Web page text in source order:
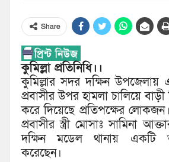
Share
কুমিল্লা প্রতিনিধি।।
কুমিল্লার সদর দক্ষিন
প্রবাসীর উপর হামলা চালিয়ে বাড়ী
করে দিয়েছে প্রতিপক্ষের
প্রবাসীর স্ত্রী মোসাঃ সামিনা
দক্ষিন মডেল থানায় একটি
করেছেন।